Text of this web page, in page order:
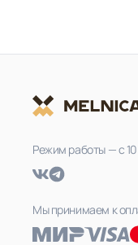
Режим работы — с
Мы принимаем к